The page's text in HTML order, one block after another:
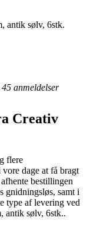
antik sølv, 6stk.
45 anmeldelser
Creativ
flere
dage at få bragt
bestillingen
gnidningsløs, samt i
type af levering ved
antik sølv, 6stk..